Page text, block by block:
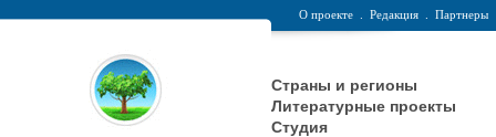
О проекте Редакция Партнеры
Страны и регионы
Литературные проекты
Студия